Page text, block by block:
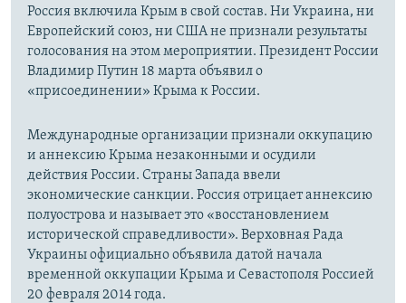
Россия включила Крым в свой состав. Ни Украина, ни
Европейский союз, ни США не признали результаты
голосования на этом мероприятии. Президент России
Владимир Путин 18 марта объявил о
«присоединении» Крыма к России.
Международные организации признали оккупацию
и аннексию Крыма незаконными и осудили
действия России. Страны Запада ввели
экономические санкции. Россия отрицает аннексию
полуострова и называет это «восстановлением
исторической справедливости». Верховная Рада
Украины официально объявила датой начала
временной оккупации Крыма и Севастополя Россией
20 февраля 2014 года.